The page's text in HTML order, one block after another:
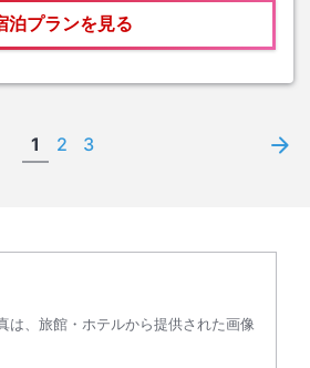
泊プランを見る
1 2 3
は、旅館・ホテルから提供された画像